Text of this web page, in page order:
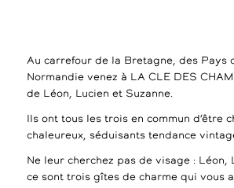
Au carrefour de la Bretagne, des Pays
Normandie venez à LA CLE DES
de Léon, Lucien et Suzanne.
Ils ont tous les trois en commun d’être
chaleureux, séduisants tendance
Ne leur cherchez pas de visage : Léon,
ce sont trois gîtes de charme qui vous